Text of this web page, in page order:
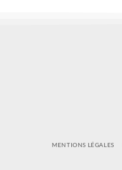
MENTIONS LÉGALES